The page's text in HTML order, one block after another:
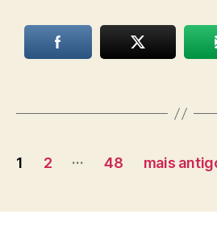
Paginação
posts
1 2 … 48 mais